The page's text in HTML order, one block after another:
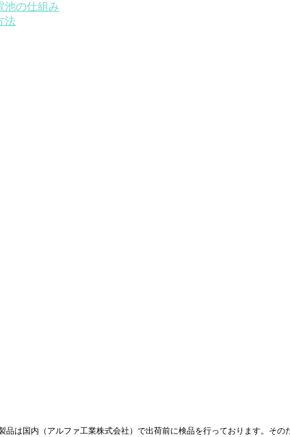
池の仕組み
法
は国内（アルファ工業株式会社）で出荷前に検品を行っております。そ